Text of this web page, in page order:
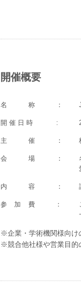
開催概要
名称 ：
開 催 日 時 :
主催 ：
会場 ：
内容 ：
参加費 ：
※企業・学術機関様向け
※競合他社様や営業目的